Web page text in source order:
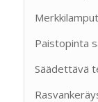
Merkkilamput
Paistopinta
Säädettävä